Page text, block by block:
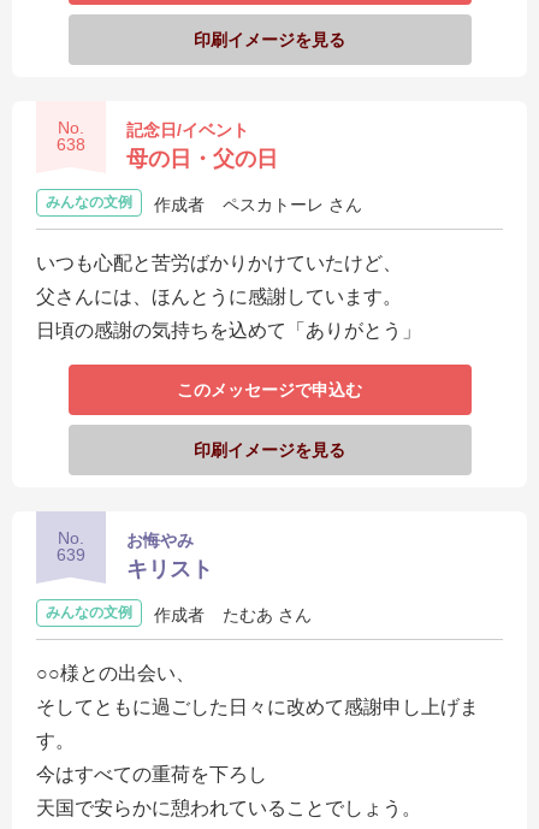
印刷イメージを見る
No.
638
記念日/イベント
母の日・父の日
みんなの文例 作成者 ペスカトーレ さん
いつも心配と苦労ばかりかけていたけど、
父さんには、ほんとうに感謝しています。
日頃の感謝の気持ちを込めて「ありがとう」
このメッセージで申込む
印刷イメージを見る
No.
639
お悔やみ
キリスト
みんなの文例 作成者 たむあ さん
○○様との出会い、
そしてともに過ごした日々に改めて感謝申し上げま
す。
今はすべての重荷を下ろし
天国で安らかに憩われていることでしょう。